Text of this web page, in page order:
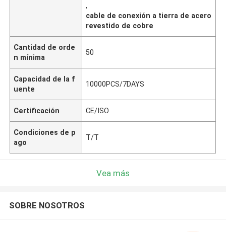
,
cable de conexión a tierra de acero
revestido de cobre
Cantidad de orde
n mínima
50
Capacidad de la f
uente
10000PCS/7DAYS
Certificación CE/ISO
Condiciones de p
ago
T/T
Vea más
SOBRE NOSOTROS